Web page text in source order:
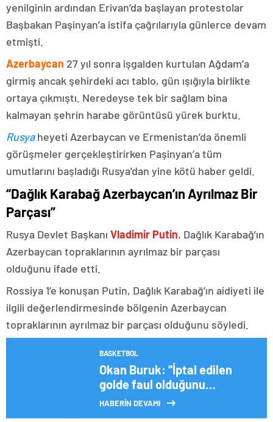
yenilginin ardından Erivan’da başlayan protestolar
Başbakan Paşinyan’a istifa çağrılarıyla günlerce devam
etmişti.
Azerbaycan 27 yıl sonra işgalden kurtulan Ağdam’a
girmiş ancak şehirdeki acı tablo, gün ışığıyla birlikte
ortaya çıkmıştı. Neredeyse tek bir sağlam bina
kalmayan şehrin harabe görüntüsü yürek burktu.
Rusyaheyeti Azerbaycan ve Ermenistan’da önemli
görüşmeler gerçekleştirirken Paşinyan’a tüm
umutlarını başladığı Rusya’dan yine kötü haber geldi.
“Dağlık Karabağ Azerbaycan’ın Ayrılmaz Bir
Parçası”
Rusya Devlet Başkanı Vladimir Putin, Dağlık Karabağ’ın
Azerbaycan topraklarının ayrılmaz bir parçası
olduğunu ifade etti.
Rossiya 1’e konuşan Putin, Dağlık Karabağ’ın aidiyeti ile
ilgili değerlendirmesinde bölgenin Azerbaycan
topraklarının ayrılmaz bir parçası olduğunu söyledi.
BASKETBOL
Okan Buruk: “İptal edilen
golde faul olduğunu
düşünmüyorum”
HABERİN DEVAMI